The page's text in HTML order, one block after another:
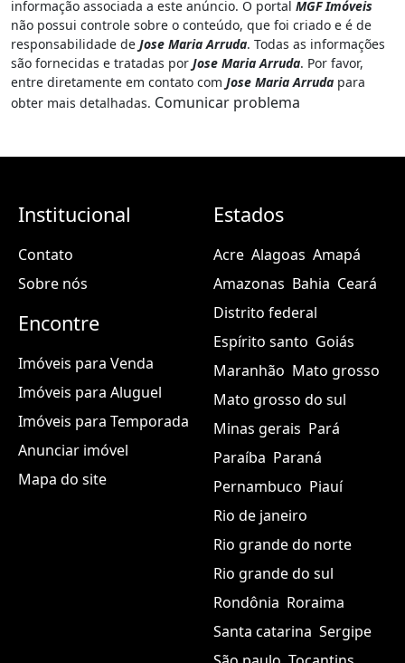
informação associada a este anúncio. O portal MGF Imóveis
não possui controle sobre o conteúdo, que foi criado e é de
responsabilidade de Jose Maria Arruda. Todas as informações
são fornecidas e tratadas por Jose Maria Arruda. Por favor,
entre diretamente em contato com Jose Maria Arruda para
obter mais detalhadas. Comunicar problema
Institucional
Contato
Sobre nós
Encontre
Imóveis para Venda
Imóveis para Aluguel
Imóveis para Temporada
Anunciar imóvel
Mapa do site
Estados
Acre Alagoas Amapá
Amazonas Bahia Ceará
Distrito federal
Espírito santo Goiás
Maranhão Mato grosso
Mato grosso do sul
Minas gerais Pará
Paraíba Paraná
Pernambuco Piauí
Rio de janeiro
Rio grande do norte
Rio grande do sul
Rondônia Roraima
Santa catarina Sergipe